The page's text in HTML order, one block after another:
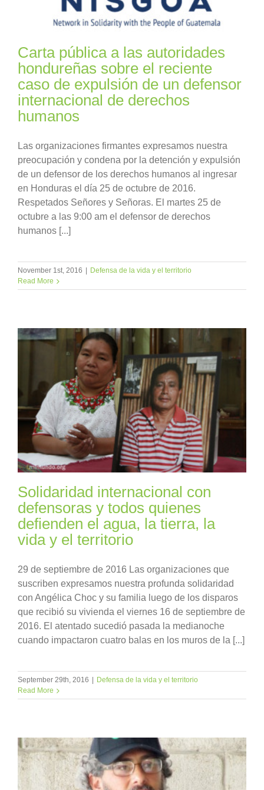
Carta pública a las autoridades
hondureñas sobre el reciente
caso de expulsión de un defensor
internacional de derechos
humanos
Las organizaciones firmantes expresamos nuestra
preocupación y condena por la detención y expulsión
de un defensor de los derechos humanos al ingresar
en Honduras el día 25 de octubre de 2016.
Respetados Señores y Señoras. El martes 25 de
octubre a las 9:00 am el defensor de derechos
humanos [...]
November 1st, 2016 | Defensa de la vida y el territorio
Read More
Solidaridad internacional con
defensoras y todos quienes
defienden el agua, la tierra, la
vida y el territorio
29 de septiembre de 2016 Las organizaciones que
suscriben expresamos nuestra profunda solidaridad
con Angélica Choc y su familia luego de los disparos
que recibió su vivienda el viernes 16 de septiembre de
2016. El atentado sucedió pasada la medianoche
cuando impactaron cuatro balas en los muros de la [...]
September 29th, 2016 | Defensa de la vida y el territorio
Read More